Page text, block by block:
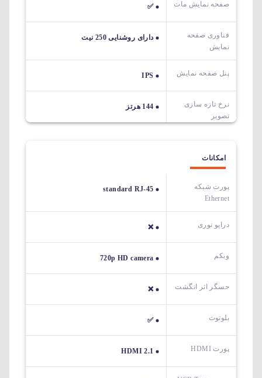
صفحه نمایش مات ✅
فناوری صفحه
نمایش
دارای روشنایی 250 نیت
پنل صفحه نمایش IPS
نرخ تازه سازی
تصویر
144 هرتز
امکانات
پورت شبکه
Ethernet
standard RJ-45
درایو نوری ❌
وبکم 720p HD camera
حسگر اثر انگشت ❌
بلوتوث ✅
پورت HDMI HDMI 2.1